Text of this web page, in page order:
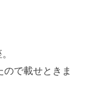
で載せときま